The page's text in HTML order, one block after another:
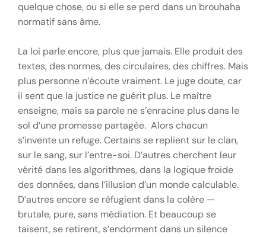
quelque chose, ou si elle se perd dans un brouhaha
normatif sans âme.
La loi parle encore, plus que jamais. Elle produit des
textes, des normes, des circulaires, des chiffres. Mais
plus personne n’écoute vraiment. Le juge doute, car
il sent que la justice ne guérit plus. Le maître
enseigne, mais sa parole ne s’enracine plus dans le
sol d’une promesse partagée. Alors chacun
s’invente un refuge. Certains se replient sur le clan,
sur le sang, sur l’entre-soi. D’autres cherchent leur
vérité dans les algorithmes, dans la logique froide
des données, dans l’illusion d’un monde calculable.
D’autres encore se réfugient dans la colère —
brutale, pure, sans médiation. Et beaucoup se
taisent, se retirent, s’endorment dans un silence